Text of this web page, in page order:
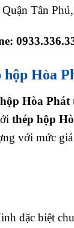
Tân
hộp Hòa
Hòa Phát
thép hộp
với mức
đặc biệt